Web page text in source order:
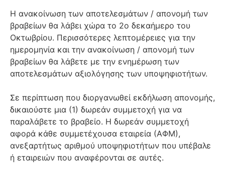
Η ανακοίνωση των αποτελεσμάτων / απονομή των
βραβείων θα λάβει χώρα το 2ο δεκαήμερο του
Οκτωβρίου. Περισσότερες λεπτομέρειες για την
ημερομηνία και την ανακοίνωση / απονομή των
βραβείων θα λάβετε με την ενημέρωση των
αποτελεσμάτων αξιολόγησης των υποψηφιοτήτων.
Σε περίπτωση που διοργανωθεί εκδήλωση απονομής,
δικαιούστε μια (1) δωρεάν συμμετοχή για να
παραλάβετε το βραβείο. Η δωρεάν συμμετοχή
αφορά κάθε συμμετέχουσα εταιρεία (ΑΦΜ),
ανεξαρτήτως αριθμού υποψηφιοτήτων που υπέβαλε
ή εταιρειών που αναφέρονται σε αυτές.